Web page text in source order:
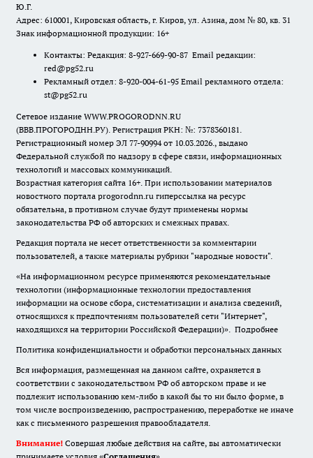
Ю.Г.
Адрес: 610001, Кировская область, г. Киров, ул. Азина, дом № 80, кв. 31
Знак информационной продукции: 16+
Контакты: Редакция: 8-927-669-90-87 Email редакции:
red@pg52.ru
Рекламный отдел: 8-920-004-61-95 Email рекламного отдела:
st@pg52.ru
Сетевое издание WWW.PROGORODNN.RU
(ВВВ.ПРОГОРОДНН.РУ). Регистрация РКН: №: 7378360181.
Регистрационный номер ЭЛ 77-90994 от 10.03.2026., выдано
Федеральной службой по надзору в сфере связи, информационных
технологий и массовых коммуникаций.
Возрастная категория сайта 16+. При использовании материалов
новостного портала progorodnn.ru гиперссылка на ресурс
обязательна, в противном случае будут применены нормы
законодательства РФ об авторских и смежных правах.
Редакция портала не несет ответственности за комментарии
пользователей, а также материалы рубрики "народные новости".
«На информационном ресурсе применяются рекомендательные
технологии (информационные технологии предоставления
информации на основе сбора, систематизации и анализа сведений,
относящихся к предпочтениям пользователей сети "Интернет",
находящихся на территории Российской Федерации)». Подробнее
Политика конфиденциальности и обработки персональных данных
Вся информация, размещенная на данном сайте, охраняется в
соответствии с законодательством РФ об авторском праве и не
подлежит использованию кем-либо в какой бы то ни было форме, в
том числе воспроизведению, распространению, переработке не иначе
как с письменного разрешения правообладателя.
Внимание! Совершая любые действия на сайте, вы автоматически